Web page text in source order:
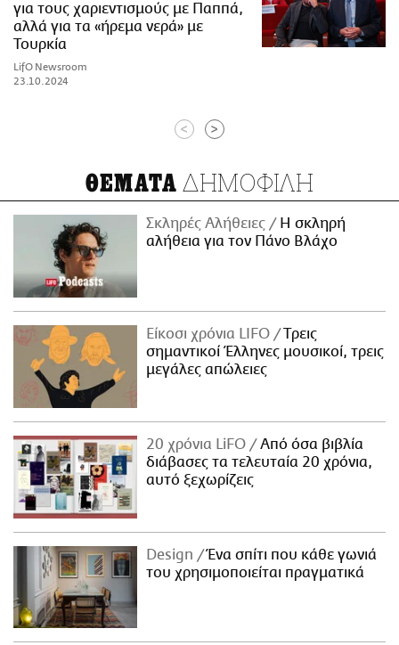
για τους χαριεντισμούς με Παππά,
αλλά για τα «ήρεμα νερά» με
Τουρκία
LifO Newsroom
23.10.2024
< >
ΘΕΜΑΤΑ ΔΗΜΟΦΙΛΗ
Σκληρές Αλήθειες
H σκληρή
αλήθεια για τον Πάνο Βλάχο
Είκοσι χρόνια LIFO
Tρεις
σημαντικοί Έλληνες μουσικοί, τρεις
μεγάλες απώλειες
20 χρόνια LiFO
Από όσα βιβλία
διάβασες τα τελευταία 20 χρόνια,
αυτό ξεχωρίζεις
Design
Ένα σπίτι που κάθε γωνιά
του χρησιμοποιείται πραγματικά